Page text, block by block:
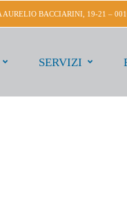
AURELIO BACCIARINI, 19-21 –
SERVIZI